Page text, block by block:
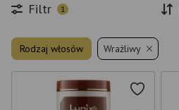
Filtr 1
Rodzaj włosów Wrażliwy